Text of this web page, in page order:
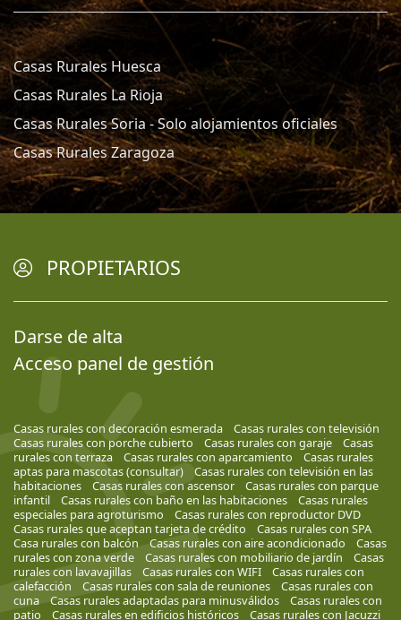
Casas Rurales Huesca
Casas Rurales La Rioja
Casas Rurales Soria - Solo alojamientos oficiales
Casas Rurales Zaragoza
PROPIETARIOS
Darse de alta
Acceso panel de gestión
Casas rurales con decoración esmerada
Casas rurales con televisión
Casas rurales con porche cubierto
Casas rurales con garaje
Casas
rurales con terraza
Casas rurales con aparcamiento
Casas rurales
aptas para mascotas (consultar)
Casas rurales con televisión en las
habitaciones
Casas rurales con ascensor
Casas rurales con parque
infantil
Casas rurales con baño en las habitaciones
Casas rurales
especiales para agroturismo
Casas rurales con reproductor DVD
Casas rurales que aceptan tarjeta de crédito
Casas rurales con SPA
Casa rurales con balcón
Casas rurales con aire acondicionado
Casas
rurales con zona verde
Casas rurales con mobiliario de jardín
Casas
rurales con lavavajillas
Casas rurales con WIFI
Casas rurales con
calefacción
Casas rurales con sala de reuniones
Casas rurales con
cuna
Casas rurales adaptadas para minusválidos
Casas rurales con
patio
Casas rurales en edificios históricos Casas rurales con Jacuzzi